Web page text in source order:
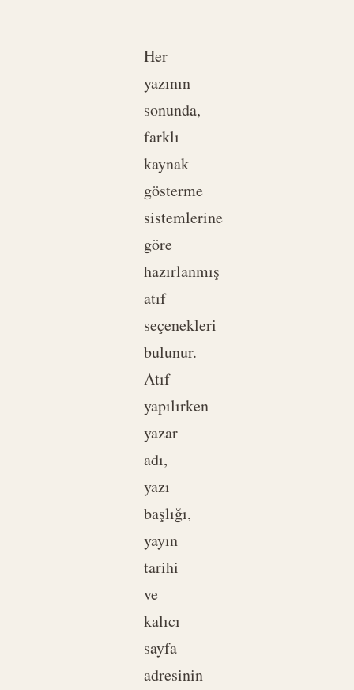
Her
yazının
sonunda,
farklı
kaynak
gösterme
sistemlerine
göre
hazırlanmış
atıf
seçenekleri
bulunur.
Atıf
yapılırken
yazar
adı,
yazı
başlığı,
yayın
tarihi
ve
kalıcı
sayfa
adresinin